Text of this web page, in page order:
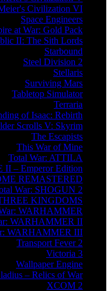
Civilization VI
Space Engineers
at War: Gold Pack
II: The Sith Lords
Starbound
Steel Division 2
Stellaris
Surviving Mars
Tabletop Simulator
Terraria
of Isaac: Rebirth
Scrolls V: Skyrim
The Escapists
This War of Mine
Total War: ATTILA
II – Emperor Edition
REMASTERED
War: SHOGUN 2
KINGDOMS
WARHAMMER
WARHAMMER II
WARHAMMER III
Transport Fever 2
Victoria 3
Wallpaper Engine
– Relics of War
XCOM 2